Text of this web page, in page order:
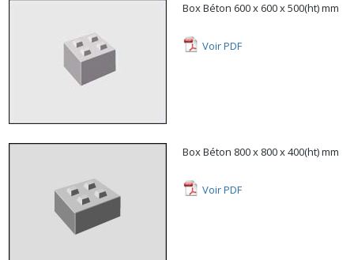
Box Béton 600 x 600 x 500(ht) mm
Voir PDF
Box Béton 800 x 800 x 400(ht) mm
Voir PDF